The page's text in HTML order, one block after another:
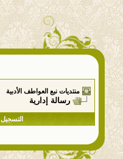
منتديات نبع العواطف الأدبية
رسالة إدارية
التسجيل